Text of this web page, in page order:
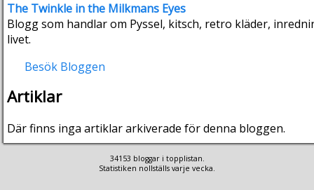
The Twinkle in the Milkmans Eyes
Blogg som handlar om Pyssel, kitsch, retro kläder,
livet.
Besök Bloggen
Artiklar
Där finns inga artiklar arkiverade för denna bloggen.
34153 bloggar i topplistan.
Statistiken nollställs varje vecka.